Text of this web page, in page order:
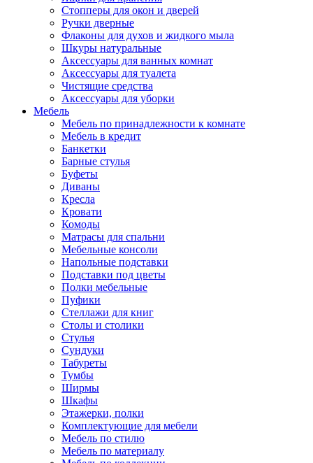
Стопперы для окон и дверей
Ручки дверные
Флаконы для духов и жидкого мыла
Шкуры натуральные
Аксессуары для ванных комнат
Аксессуары для туалета
Чистящие средства
Аксессуары для уборки
Мебель
Мебель по принадлежности к комнате
Мебель в кредит
Банкетки
Барные стулья
Буфеты
Диваны
Кресла
Кровати
Комоды
Матрасы для спальни
Мебельные консоли
Напольные подставки
Подставки под цветы
Полки мебельные
Пуфики
Стеллажи для книг
Столы и столики
Стулья
Сундуки
Табуреты
Тумбы
Ширмы
Шкафы
Этажерки, полки
Комплектующие для мебели
Мебель по стилю
Мебель по материалу